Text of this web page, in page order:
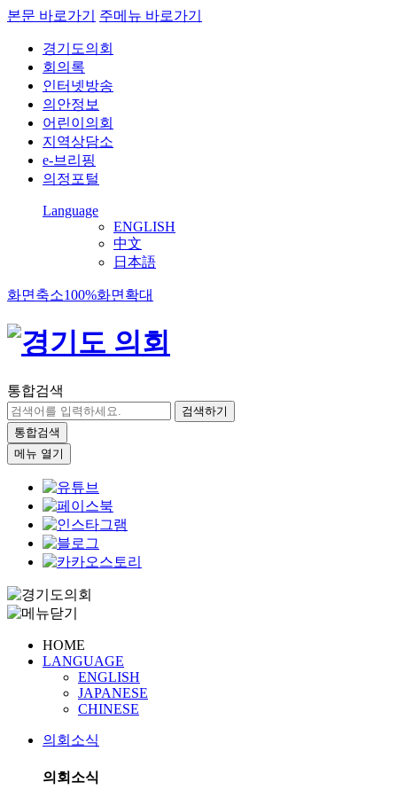
본문 바로가기 주메뉴 바로가기
경기도의회
회의록
인터넷방송
의안정보
어린이의회
지역상담소
e-브리핑
의정포털
Language
ENGLISH
中文
日本語
화면축소100%화면확대
통합검색
검색하기
통합검색
메뉴 열기
HOME
LANGUAGE
ENGLISH
JAPANESE
CHINESE
의회소식
의회소식